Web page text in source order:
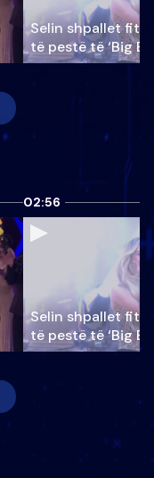
Selin shpallet
të pestë të ‘Big
02:56
Selin shpallet
të pestë të ‘Big